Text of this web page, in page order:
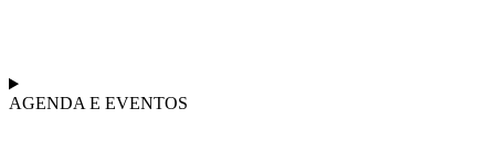
AGENDA E EVENTOS